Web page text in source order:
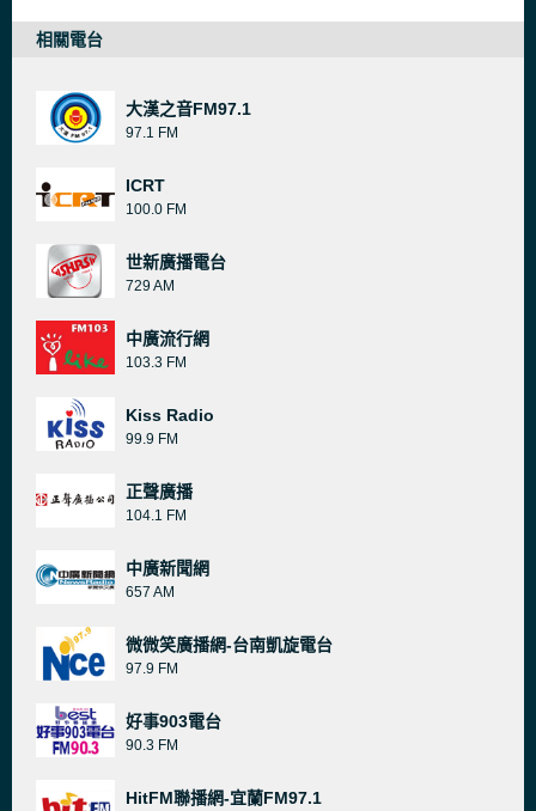
相關電台
大漢之音FM97.1
97.1 FM
ICRT
100.0 FM
世新廣播電台
729 AM
中廣流行網
103.3 FM
Kiss Radio
99.9 FM
正聲廣播
104.1 FM
中廣新聞網
657 AM
微微笑廣播網-台南凱旋電台
97.9 FM
好事903電台
90.3 FM
HitFM聯播網-宜蘭FM97.1